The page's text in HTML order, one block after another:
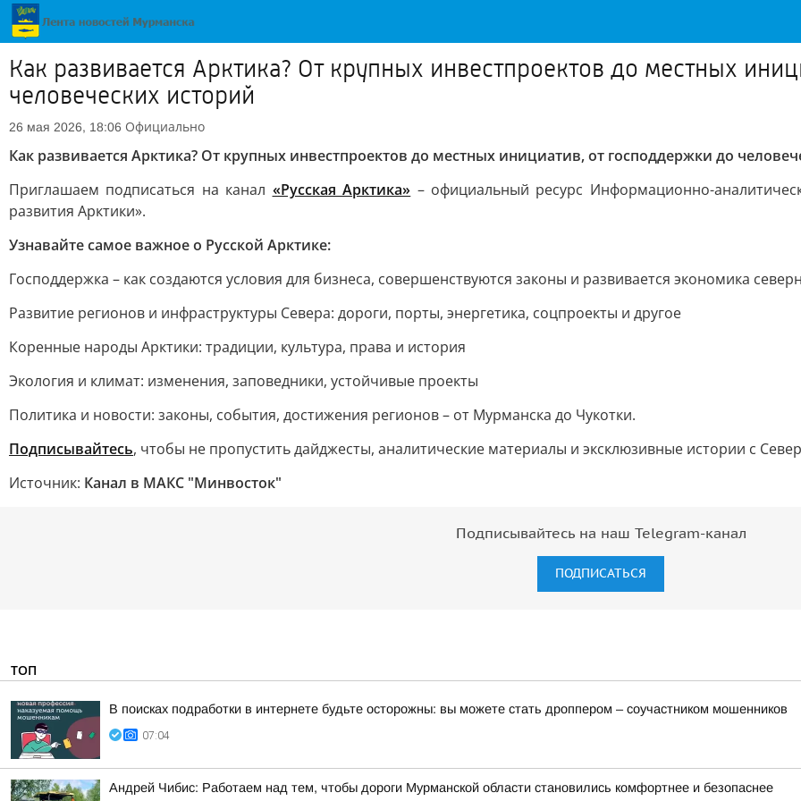
Как развивается Арктика? От крупных инвестпроектов до местных
человеческих историй
26 мая 2026, 18:06 Официально
Как развивается Арктика? От крупных инвестпроектов до местных инициатив, от господдержки до
Приглашаем подписаться на канал «Русская Арктика» – официальный ресурс Информационно-
развития Арктики».
Узнавайте самое важное о Русской Арктике:
Господдержка – как создаются условия для бизнеса, совершенствуются законы и развивается экономика
Развитие регионов и инфраструктуры Севера: дороги, порты, энергетика, соцпроекты и другое
Коренные народы Арктики: традиции, культура, права и история
Экология и климат: изменения, заповедники, устойчивые проекты
Политика и новости: законы, события, достижения регионов – от Мурманска до Чукотки.
Подписывайтесь, чтобы не пропустить дайджесты, аналитические материалы и эксклюзивные истории с
Источник: Канал в МАКС "Минвосток"
Подписывайтесь на наш Telegram-канал
ПОДПИСАТЬСЯ
ТОП
В поисках подработки в интернете будьте осторожны: вы можете стать дроппером – соучастником мошенников
07:04
Андрей Чибис: Работаем над тем, чтобы дороги Мурманской области становились комфортнее и безопаснее